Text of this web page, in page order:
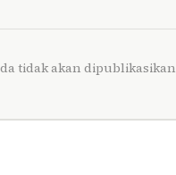
tidak akan